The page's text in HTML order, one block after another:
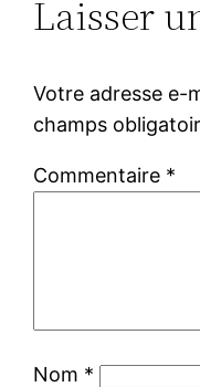
Laisser
Votre adresse e-
champs
Commentaire *
Nom *